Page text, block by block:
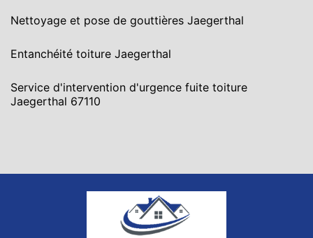
Nettoyage et pose de gouttières Jaegerthal
Entanchéité toiture Jaegerthal
Service d'intervention d'urgence fuite toiture
Jaegerthal 67110